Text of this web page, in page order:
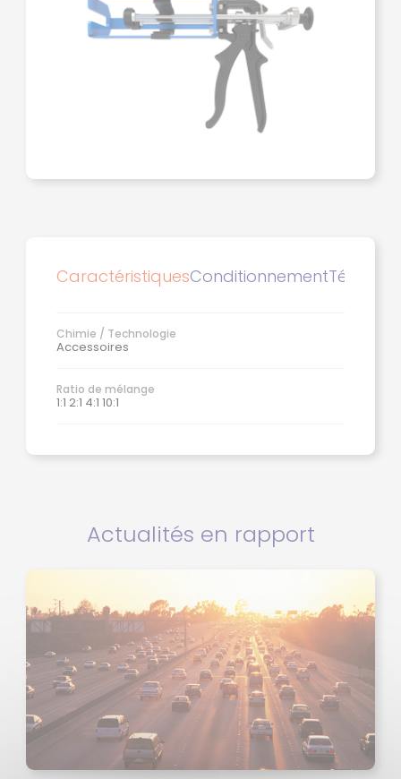
CaractéristiquesConditionnement
Chimie / Technologie
Accessoires
Ratio de mélange
1:1 2:1 4:1 10:1
Actualités en rapport